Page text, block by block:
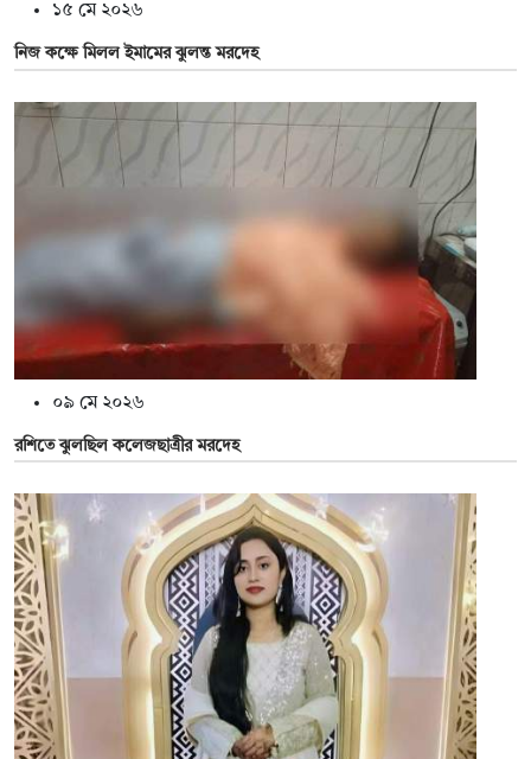
১৫ মে ২০২৬
নিজ কক্ষে মিলল ইমামের ঝুলন্ত মরদেহ
০৯ মে ২০২৬
রশিতে ঝুলছিল কলেজছাত্রীর মরদেহ